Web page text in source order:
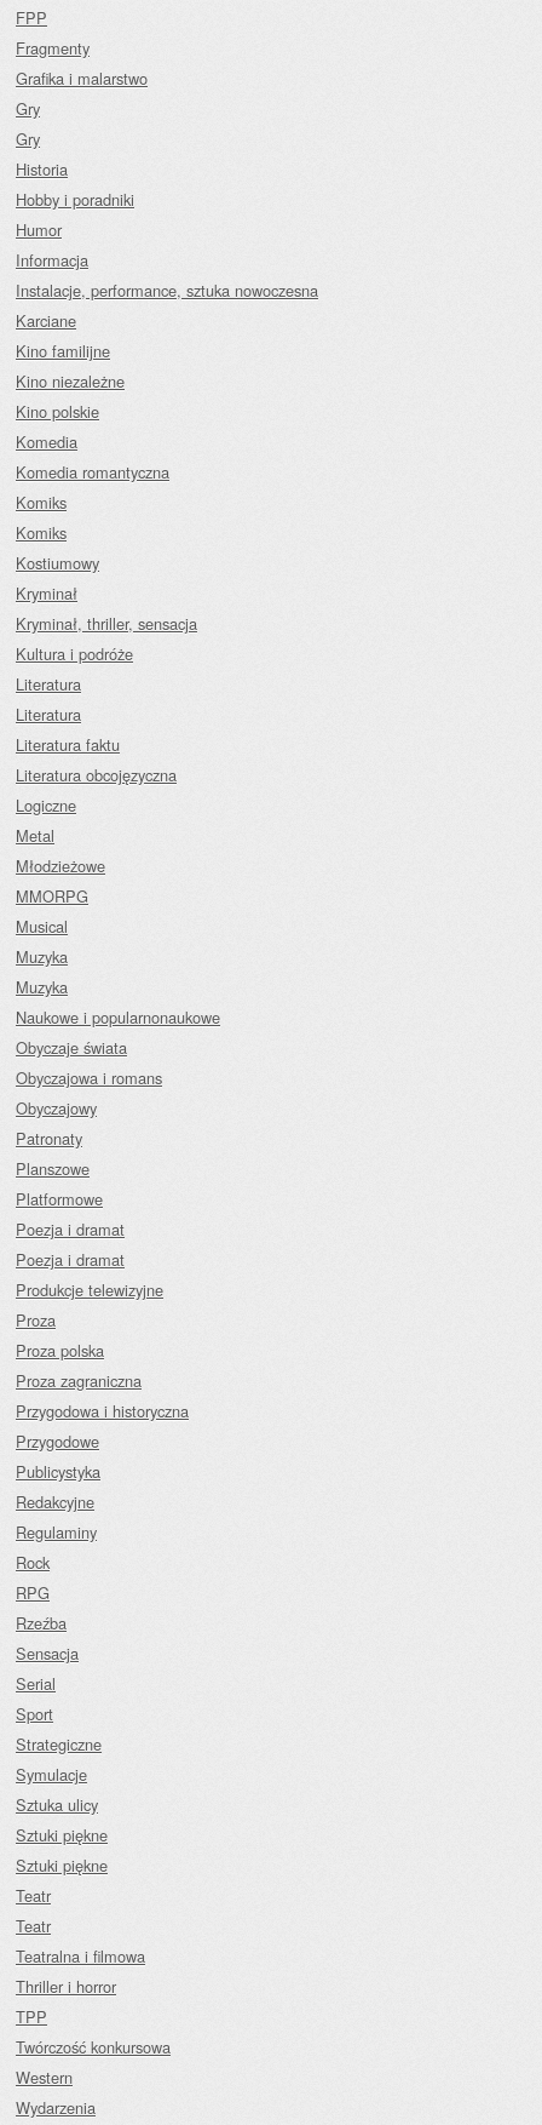
FPP
Fragmenty
Grafika i malarstwo
Gry
Gry
Historia
Hobby i poradniki
Humor
Informacja
Instalacje, performance, sztuka nowoczesna
Karciane
Kino familijne
Kino niezależne
Kino polskie
Komedia
Komedia romantyczna
Komiks
Komiks
Kostiumowy
Kryminał
Kryminał, thriller, sensacja
Kultura i podróże
Literatura
Literatura
Literatura faktu
Literatura obcojęzyczna
Logiczne
Metal
Młodzieżowe
MMORPG
Musical
Muzyka
Muzyka
Naukowe i popularnonaukowe
Obyczaje świata
Obyczajowa i romans
Obyczajowy
Patronaty
Planszowe
Platformowe
Poezja i dramat
Poezja i dramat
Produkcje telewizyjne
Proza
Proza polska
Proza zagraniczna
Przygodowa i historyczna
Przygodowe
Publicystyka
Redakcyjne
Regulaminy
Rock
RPG
Rzeźba
Sensacja
Serial
Sport
Strategiczne
Symulacje
Sztuka ulicy
Sztuki piękne
Sztuki piękne
Teatr
Teatr
Teatralna i filmowa
Thriller i horror
TPP
Twórczość konkursowa
Western
Wydarzenia